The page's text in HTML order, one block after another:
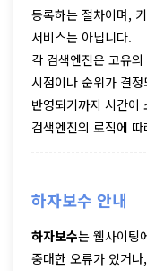
등록하는 절차이며,
서비스는 아닙니다.
각 검색엔진은 고유
시점이나 순위가 결
반영되기까지 시간이
검색엔진의 로직에
하자보수 안내
하자보수는 웹사이팅
중대한 오류가 있거